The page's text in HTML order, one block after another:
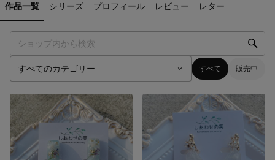
作品一覧 シリーズ プロフィール レビュー レター
すべて 販売中